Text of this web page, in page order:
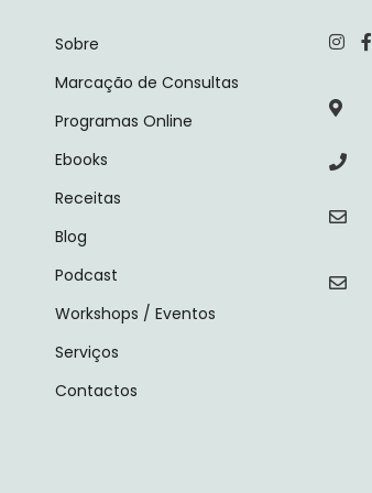
Sobre
Marcação de Consultas
Programas Online
Ebooks
Receitas
Blog
Podcast
Workshops / Eventos
Serviços
Contactos